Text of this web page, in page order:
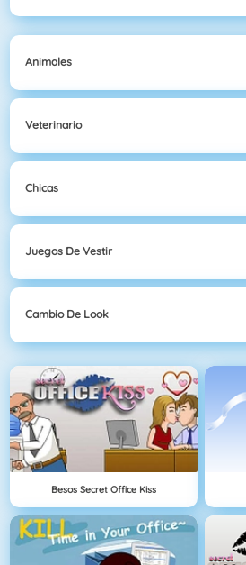
Animales
Veterinario
Chicas
Juegos De Vestir
Cambio De Look
Besos Secret Office Kiss